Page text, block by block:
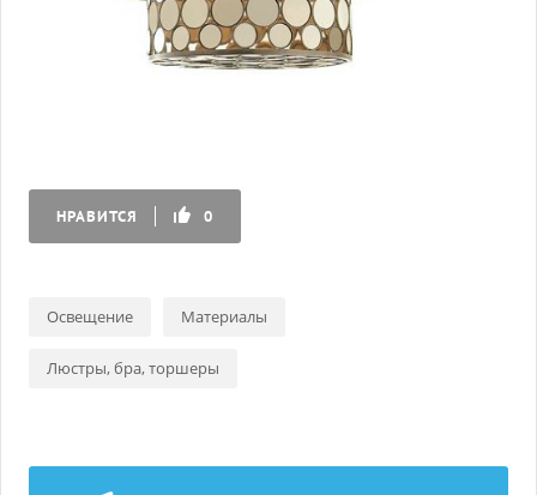
НРАВИТСЯ 0
Освещение Материалы
Люстры, бра, торшеры